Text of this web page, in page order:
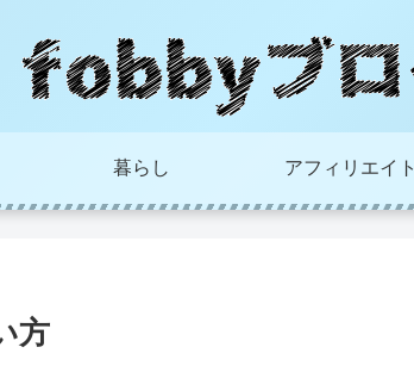
暮らし アフィリエイト
方